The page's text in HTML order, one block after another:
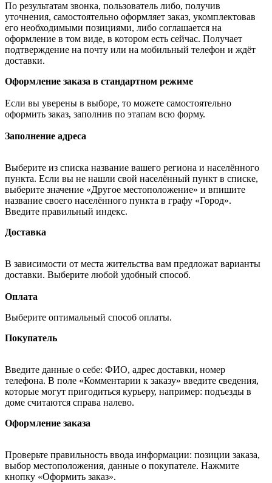
По результатам звонка, пользователь либо, получив
уточнения, самостоятельно оформляет заказ, укомплектовав
его необходимыми позициями, либо соглашается на
оформление в том виде, в котором есть сейчас. Получает
подтверждение на почту или на мобильный телефон и ждёт
доставки.
Оформление заказа в стандартном режиме
Если вы уверены в выборе, то можете самостоятельно
оформить заказ, заполнив по этапам всю форму.
Заполнение адреса
Выберите из списка название вашего региона и населённого
пункта. Если вы не нашли свой населённый пункт в списке,
выберите значение «Другое местоположение» и впишите
название своего населённого пункта в графу «Город».
Введите правильный индекс.
Доставка
В зависимости от места жительства вам предложат варианты
доставки. Выберите любой удобный способ.
Оплата
Выберите оптимальный способ оплаты.
Покупатель
Введите данные о себе: ФИО, адрес доставки, номер
телефона. В поле «Комментарии к заказу» введите сведения,
которые могут пригодиться курьеру, например: подъезды в
доме считаются справа налево.
Оформление заказа
Проверьте правильность ввода информации: позиции заказа,
выбор местоположения, данные о покупателе. Нажмите
кнопку «Оформить заказ».